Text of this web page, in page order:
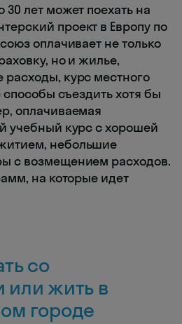
лет может поехать на
проект в Европу по
оплачивает не только
но и жилье,
курс местного
способы съездить хотя бы
оплачиваемая
учебный курс с хорошей
небольшие
с возмещением расходов.
на которые идет
со
или жить в
городе